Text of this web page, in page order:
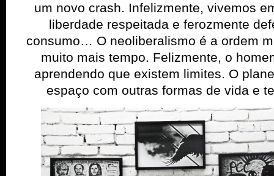
um novo crash. Infelizmente, vivemos
liberdade respeitada e ferozmente
consumo… O neoliberalismo é a ordem
muito mais tempo. Felizmente, o
aprendendo que existem limites. O
espaço com outras formas de vida e